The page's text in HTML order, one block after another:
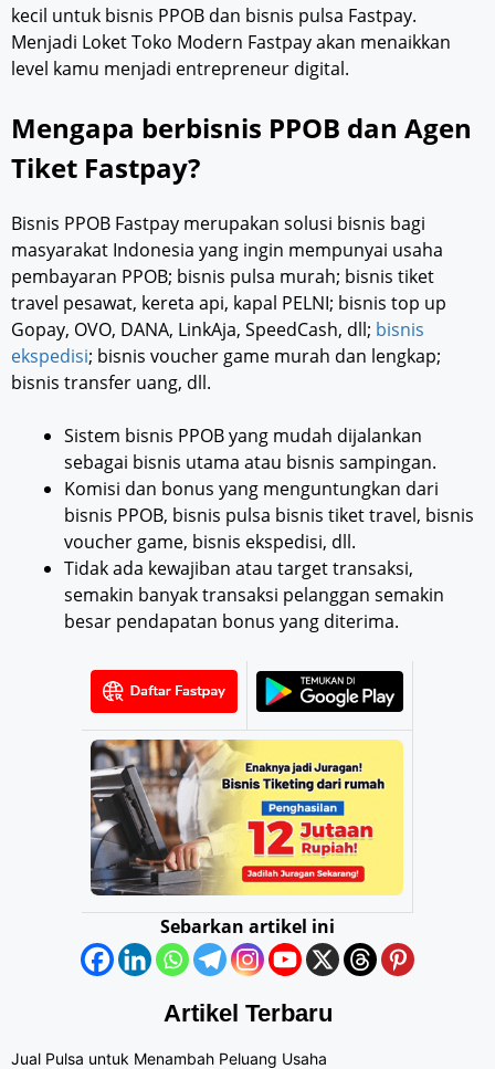
kecil untuk bisnis PPOB dan bisnis pulsa Fastpay.
Menjadi Loket Toko Modern Fastpay akan menaikkan
level kamu menjadi entrepreneur digital.
Mengapa berbisnis PPOB dan Agen
Tiket Fastpay?
Bisnis PPOB Fastpay merupakan solusi bisnis bagi
masyarakat Indonesia yang ingin mempunyai usaha
pembayaran PPOB; bisnis pulsa murah; bisnis tiket
travel pesawat, kereta api, kapal PELNI; bisnis top up
Gopay, OVO, DANA, LinkAja, SpeedCash, dll; bisnis
ekspedisi; bisnis voucher game murah dan lengkap;
bisnis transfer uang, dll.
Sistem bisnis PPOB yang mudah dijalankan
sebagai bisnis utama atau bisnis sampingan.
Komisi dan bonus yang menguntungkan dari
bisnis PPOB, bisnis pulsa bisnis tiket travel, bisnis
voucher game, bisnis ekspedisi, dll.
Tidak ada kewajiban atau target transaksi,
semakin banyak transaksi pelanggan semakin
besar pendapatan bonus yang diterima.
Sebarkan artikel ini
Artikel Terbaru
Jual Pulsa untuk Menambah Peluang Usaha